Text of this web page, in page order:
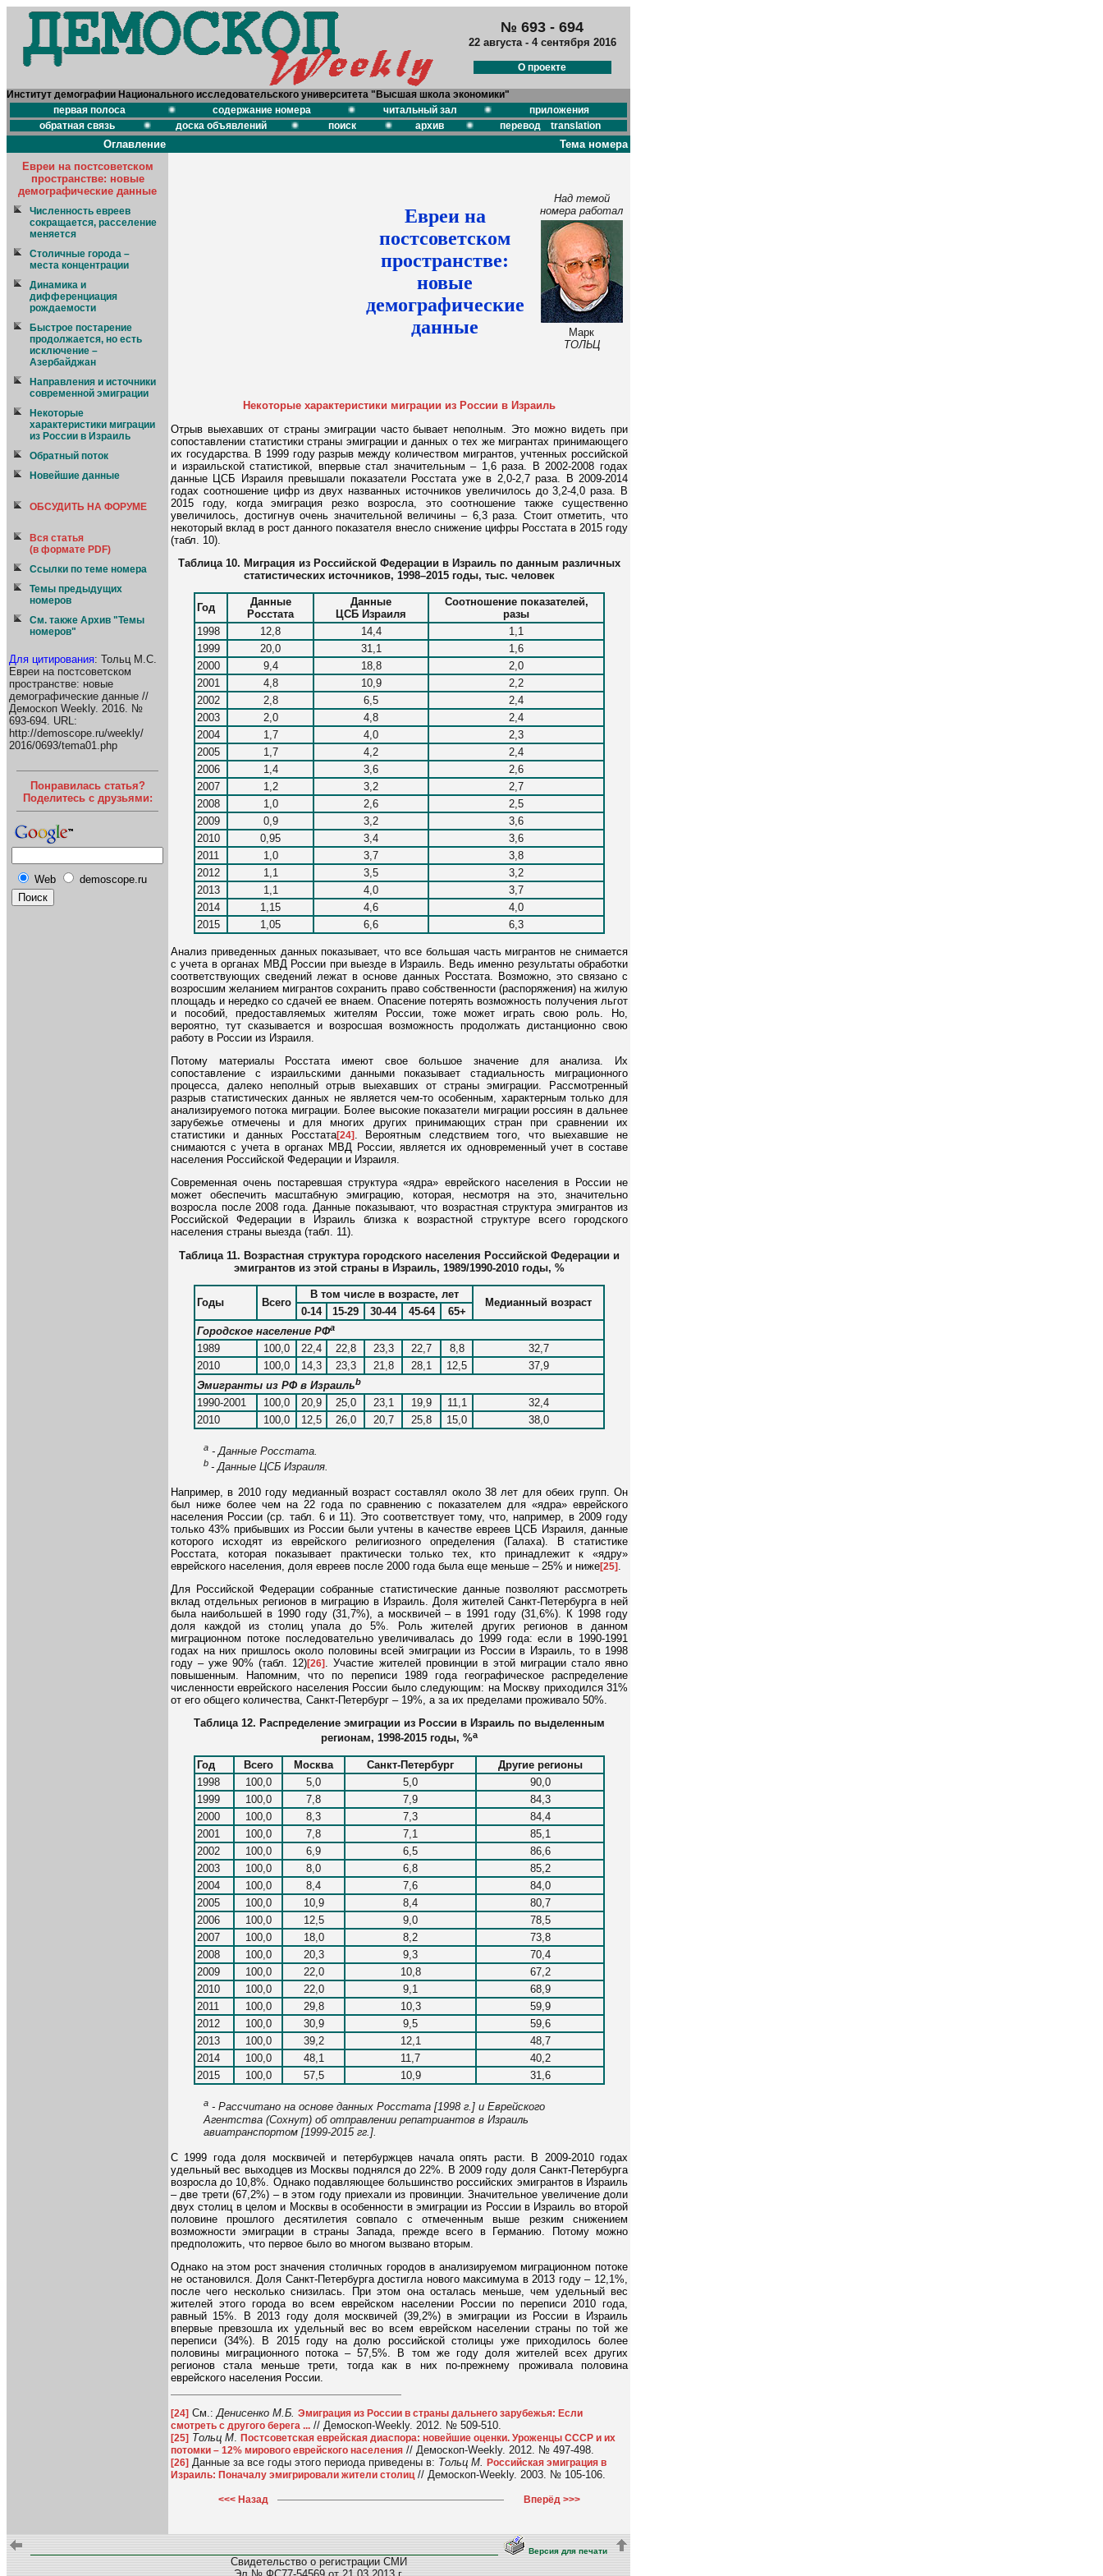
№ 693 - 694
22 августа - 4 сентября 2016
О проекте
Институт демографии Национального исследовательского университета "Высшая школа экономики"
первая полоса
содержание номера читальный зал
приложения
обратная связь
доска объявлений поиск архив перевод translation
Оглавление
Тема номера
Евреи на постсоветском
пространстве: новые
демографические данные
Численность евреев
сокращается, расселение
меняется
Столичные города –
места концентрации
Динамика и
дифференциация
рождаемости
Быстрое постарение
продолжается, но есть
исключение –
Азербайджан
Направления и источники
современной эмиграции
Некоторые
характеристики миграции
из России в Израиль
Обратный поток
Новейшие данные
ОБСУДИТЬ НА ФОРУМЕ
Вся статья
(в формате PDF)
Ссылки по теме номера
Темы предыдущих
номеров
См. также Архив "Темы
номеров"
Для цитирования: Тольц М.С.
Евреи на постсоветском
пространстве: новые
демографические данные //
Демоскоп Weekly. 2016. №
693-694. URL:
http://demoscope.ru/weekly/
2016/0693/tema01.php
Понравилась статья?
Поделитесь с друзьями:
Web demoscope.ru
Евреи на
постсоветском
пространстве:
новые
демографические
данные
Над темой
номера работал
Марк
ТОЛЬЦ
Некоторые характеристики миграции из России в Израиль
Отрыв выехавших от страны эмиграции часто бывает неполным. Это можно видеть при
сопоставлении статистики страны эмиграции и данных о тех же мигрантах принимающего
их государства. В 1999 году разрыв между количеством мигрантов, учтенных российской
и израильской статистикой, впервые стал значительным – 1,6 раза. В 2002-2008 годах
данные ЦСБ Израиля превышали показатели Росстата уже в 2,0-2,7 раза. В 2009-2014
годах соотношение цифр из двух названных источников увеличилось до 3,2-4,0 раза. В
2015 году, когда эмиграция резко возросла, это соотношение также существенно
увеличилось, достигнув очень значительной величины – 6,3 раза. Стоит отметить, что
некоторый вклад в рост данного показателя внесло снижение цифры Росстата в 2015 году
(табл. 10).
Таблица 10. Миграция из Российской Федерации в Израиль по данным различных
статистических источников, 1998–2015 годы, тыс. человек
Год
Данные
Росстата
Данные
ЦСБ Израиля
Соотношение показателей,
разы
1998
12,8 14,4
1,1
1999
20,0 31,1
1,6
2000
9,4 18,8
2,0
2001
4,8 10,9
2,2
2002
2,8 6,5
2,4
2003
2,0 4,8
2,4
2004
1,7 4,0
2,3
2005
1,7 4,2
2,4
2006
1,4 3,6
2,6
2007
1,2 3,2
2,7
2008
1,0 2,6
2,5
2009
0,9 3,2
3,6
2010
0,95 3,4
3,6
2011
1,0 3,7
3,8
2012
1,1 3,5
3,2
2013
1,1 4,0
3,7
2014
1,15 4,6
4,0
2015
1,05 6,6 6,3
Анализ приведенных данных показывает, что все большая часть мигрантов не снимается
с учета в органах МВД России при выезде в Израиль. Ведь именно результаты обработки
соответствующих сведений лежат в основе данных Росстата. Возможно, это связано с
возросшим желанием мигрантов сохранить право собственности (распоряжения) на жилую
площадь и нередко со сдачей ее внаем. Опасение потерять возможность получения льгот
и пособий, предоставляемых жителям России, тоже может играть свою роль. Но,
вероятно, тут сказывается и возросшая возможность продолжать дистанционно свою
работу в России из Израиля.
Потому материалы Росстата имеют свое большое значение для анализа. Их
сопоставление с израильскими данными показывает стадиальность миграционного
процесса, далеко неполный отрыв выехавших от страны эмиграции. Рассмотренный
разрыв статистических данных не является чем-то особенным, характерным только для
анализируемого потока миграции. Более высокие показатели миграции россиян в дальнее
зарубежье отмечены и для многих других принимающих стран при сравнении их
статистики и данных Росстата[24]. Вероятным следствием того, что выехавшие не
снимаются с учета в органах МВД России, является их одновременный учет в составе
населения Российской Федерации и Израиля.
Современная очень постаревшая структура «ядра» еврейского населения в России не
может обеспечить масштабную эмиграцию, которая, несмотря на это, значительно
возросла после 2008 года. Данные показывают, что возрастная структура эмигрантов из
Российской Федерации в Израиль близка к возрастной структуре всего городского
населения страны выезда (табл. 11).
Таблица 11. Возрастная структура городского населения Российской Федерации и
эмигрантов из этой страны в Израиль, 1989/1990-2010 годы, %
Годы Всего
В том числе в возрасте, лет
Медианный возраст
0-14 15-29 30-44 45-64
65+
Городское население РФa
1989 100,0 22,4 22,8 23,3 22,7 8,8
32,7
2010
100,0 14,3 23,3 21,8 28,1 12,5
37,9
Эмигранты из РФ в Израильb
1990-2001 100,0 20,9 25,0 23,1 19,9 11,1
32,4
2010
100,0 12,5 26,0 20,7 25,8 15,0 38,0
a - Данные Росстата.
b - Данные ЦСБ Израиля.
Например, в 2010 году медианный возраст составлял около 38 лет для обеих групп. Он
был ниже более чем на 22 года по сравнению с показателем для «ядра» еврейского
населения России (ср. табл. 6 и 11). Это соответствует тому, что, например, в 2009 году
только 43% прибывших из России были учтены в качестве евреев ЦСБ Израиля, данные
которого исходят из еврейского религиозного определения (Галаха). В статистике
Росстата, которая показывает практически только тех, кто принадлежит к «ядру»
еврейского населения, доля евреев после 2000 года была еще меньше – 25% и ниже[25]
Для Российской Федерации собранные статистические данные позволяют рассмотреть
вклад отдельных регионов в миграцию в Израиль. Доля жителей Санкт-Петербурга в ней
была наибольшей в 1990 году (31,7%), а москвичей – в 1991 году (31,6%). К 1998 году
доля каждой из столиц упала до 5%. Роль жителей других регионов в данном
миграционном потоке последовательно увеличивалась до 1999 года: если в 1990-1991
годах на них пришлось около половины всей эмиграции из России в Израиль, то в 1998
году – уже 90% (табл. 12)[26] . Участие жителей провинции в этой миграции стало явно
повышенным. Напомним, что по переписи 1989 года географическое распределение
численности еврейского населения России было следующим: на Москву приходился 31%
от его общего количества, Санкт-Петербург – 19%, а за их пределами проживало 50%.
Таблица 12. Распределение эмиграции из России в Израиль по выделенным
регионам, 1998-2015 годы, %a
Год Всего Москва Санкт-Петербург
Другие регионы
1998
100,0 5,0 5,0
90,0
1999
100,0 7,8 7,9
84,3
2000
100,0 8,3 7,3
84,4
2001
100,0 7,8 7,1
85,1
2002
100,0 6,9 6,5
86,6
2003
100,0 8,0 6,8
85,2
2004
100,0 8,4 7,6
84,0
2005
100,0 10,9 8,4
80,7
2006
100,0 12,5 9,0
78,5
2007
100,0 18,0 8,2
73,8
2008
100,0 20,3 9,3
70,4
2009
100,0 22,0 10,8
67,2
2010
100,0 22,0 9,1
68,9
2011
100,0 29,8 10,3
59,9
2012
100,0 30,9 9,5
59,6
2013
100,0 39,2 12,1
48,7
2014
100,0 48,1 11,7
40,2
2015
100,0 57,5 10,9 31,6
a - Рассчитано на основе данных Росстата [1998 г.] и Еврейского
Агентства (Сохнут) об отправлении репатриантов в Израиль
авиатранспортом [1999-2015 гг.].
С 1999 года доля москвичей и петербуржцев начала опять расти. В 2009-2010 годах
удельный вес выходцев из Москвы поднялся до 22%. В 2009 году доля Санкт-Петербурга
возросла до 10,8%. Однако подавляющее большинство российских эмигрантов в Израиль
– две трети (67,2%) – в этом году приехали из провинции. Значительное увеличение доли
двух столиц в целом и Москвы в особенности в эмиграции из России в Израиль во второй
половине прошлого десятилетия совпало с отмеченным выше резким снижением
возможности эмиграции в страны Запада, прежде всего в Германию. Потому можно
предположить, что первое было во многом вызвано вторым.
Однако на этом рост значения столичных городов в анализируемом миграционном потоке
не остановился. Доля Санкт-Петербурга достигла нового максимума в 2013 году – 12,1%,
после чего несколько снизилась. При этом она осталась меньше, чем удельный вес
жителей этого города во всем еврейском населении России по переписи 2010 года,
равный 15%. В 2013 году доля москвичей (39,2%) в эмиграции из России в Израиль
впервые превзошла их удельный вес во всем еврейском населении страны по той же
переписи (34%). В 2015 году на долю российской столицы уже приходилось более
половины миграционного потока – 57,5%. В том же году доля жителей всех других
регионов стала меньше трети, тогда как в них по-прежнему проживала половина
еврейского населения России.
[24] См.: Денисенко М.Б. Эмиграция из России в страны дальнего зарубежья: Если
смотреть с другого берега ... // Демоскоп-Weekly. 2012. № 509-510.
[25] Тольц М Постсоветская еврейская диаспора: новейшие оценки. Уроженцы СССР и их
потомки – 12% мирового еврейского населения // Демоскоп-Weekly. 2012. № 497-498.
[26] Данные за все годы этого периода приведены в: Тольц М. Российская эмиграция в
Израиль: Поначалу эмигрировали жители столиц // Демоскоп-Weekly. 2003. № 105-106.
<<< Назад Вперёд >>>
Версия для печати
Свидетельство о регистрации СМИ